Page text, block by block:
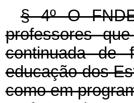
§ 4º O
professores
continuada de
educação dos
como em